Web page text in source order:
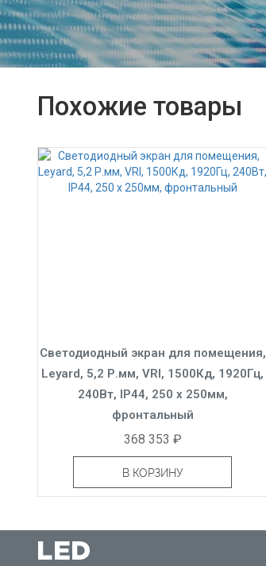
Похожие товары
Светодиодный экран для помещения,
Leyard, 5,2 Р.мм, VRI, 1500Кд, 1920Гц,
240Вт, IP44, 250 x 250мм,
фронтальный
368 353 ₽
В КОРЗИНУ